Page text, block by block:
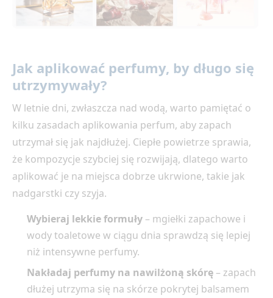
Jak aplikować perfumy, by długo się
utrzymywały?
W letnie dni, zwłaszcza nad wodą, warto pamiętać o
kilku zasadach aplikowania perfum, aby zapach
utrzymał się jak najdłużej. Ciepłe powietrze sprawia,
że kompozycje szybciej się rozwijają, dlatego warto
aplikować je na miejsca dobrze ukrwione, takie jak
nadgarstki czy szyja.
Wybieraj lekkie formuły – mgiełki zapachowe i
wody toaletowe w ciągu dnia sprawdzą się lepiej
niż intensywne perfumy.
Nakładaj perfumy na nawilżoną skórę – zapach
dłużej utrzyma się na skórze pokrytej balsamem